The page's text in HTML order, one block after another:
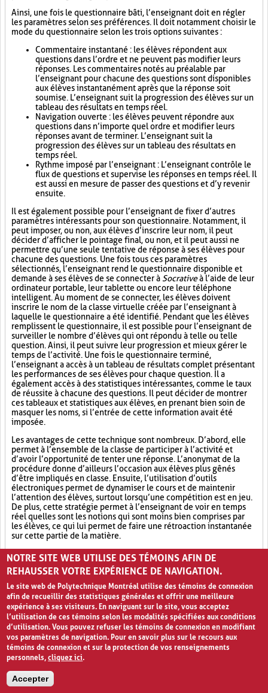
Ainsi, une fois le questionnaire bâti, l’enseignant doit en régler
les paramètres selon ses préférences. Il doit notamment choisir le
mode du questionnaire selon les trois options suivantes :
Commentaire instantané : les élèves répondent aux
questions dans l’ordre et ne peuvent pas modifier leurs
réponses. Les commentaires notés au préalable par
l’enseignant pour chacune des questions sont disponibles
aux élèves instantanément après que la réponse soit
soumise. L’enseignant suit la progression des élèves sur un
tableau des résultats en temps réel.
Navigation ouverte : les élèves peuvent répondre aux
questions dans n’importe quel ordre et modifier leurs
réponses avant de terminer. L’enseignant suit la
progression des élèves sur un tableau des résultats en
temps réel.
Rythme imposé par l’enseignant : L’enseignant contrôle le
flux de questions et supervise les réponses en temps réel. Il
est aussi en mesure de passer des questions et d’y revenir
ensuite.
Il est également possible pour l’enseignant de fixer d’autres
paramètres intéressants pour son questionnaire. Notamment, il
peut imposer, ou non, aux élèves d’inscrire leur nom, il peut
décider d’afficher le pointage final, ou non, et il peut aussi ne
permettre qu’une seule tentative de réponse à ses élèves pour
chacune des questions. Une fois tous ces paramètres
sélectionnés, l’enseignant rend le questionnaire disponible et
demande à ses élèves de se connecter à Socrativeà l’aide de leur
ordinateur portable, leur tablette ou encore leur téléphone
intelligent. Au moment de se connecter, les élèves doivent
inscrire le nom de la classe virtuelle créée par l’enseignant à
laquelle le questionnaire a été identifié. Pendant que les élèves
remplissent le questionnaire, il est possible pour l’enseignant de
surveiller le nombre d’élèves qui ont répondu à telle ou telle
question. Ainsi, il peut suivre leur progression et mieux gérer le
temps de l’activité. Une fois le questionnaire terminé,
l’enseignant a accès à un tableau de résultats complet présentant
les performances de ses élèves pour chaque question. Il a
également accès à des statistiques intéressantes, comme le taux
de réussite à chacune des questions. Il peut décider de montrer
ces tableaux et statistiques aux élèves, en prenant bien soin de
masquer les noms, si l’entrée de cette information avait été
imposée.
Les avantages de cette technique sont nombreux. D’abord, elle
permet à l’ensemble de la classe de participer à l’activité et
d’avoir l’opportunité de tenter une réponse. L’anonymat de la
procédure donne d’ailleurs l’occasion aux élèves plus gênés
d’être impliqués en classe. Ensuite, l’utilisation d’outils
électroniques permet de dynamiser le cours et de maintenir
l’attention des élèves, surtout lorsqu’une compétition est en jeu.
De plus, cette stratégie permet à l’enseignant de voir en temps
réel quelles sont les notions qui sont moins bien comprises par
les élèves, ce qui lui permet de faire une rétroaction instantanée
sur cette partie de la matière.
Outil électronique (4) Socialisation (8) Ludification (9)
NOTRE SITE WEB UTILISE DES TÉMOINS AFIN DE
REHAUSSER VOTRE EXPÉRIENCE DE NAVIGATION.
Le site web de Polytechnique Montréal utilise des témoins de connexion
afin de recueillir des statistiques générales et offrir une meilleure
expérience à ses visiteurs. En naviguant sur le site, vous acceptez
l’utilisation de ces témoins selon les modalités spécifiées aux conditions
d’utilisation. Vous pouvez refuser les témoins de connexion en modifiant
vos paramètres de navigation. Pour en savoir plus sur le recours aux
témoins de connexion et sur la protection de vos renseignements
personnels,cliquez ici.
Accepter